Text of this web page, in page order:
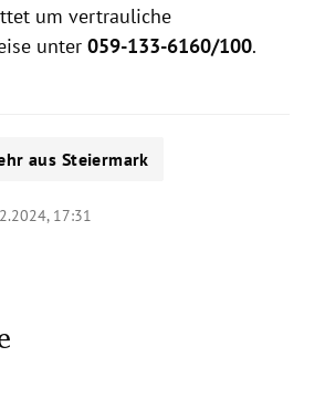
um vertrauliche
unter 059-133-6160/100.
aus Steiermark
17:31